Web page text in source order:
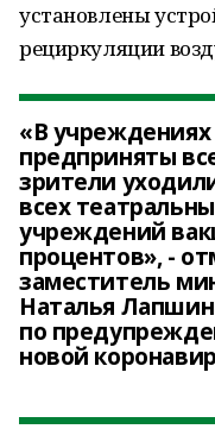
установлены
рециркуляции
«В учреждениях
предприняты
зрители
всех
учреждений
процентов», -
заместитель
Наталья
по
новой